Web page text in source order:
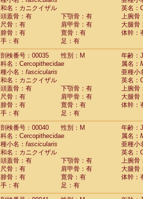
AtelidaeAteles belzebuth
Atelidae Ateles geoffroyi
Atelidae Ateles paniscus
Atelidae Atelesspp.
Atelidae Lagothrix lagothricha
AtelidaeLagothrix lagothricha cana
Pitheciidae Cacajao calvus
PitheciidaeCallicebus cupreus(0)
Pitheciidae Callicebus
Pitheciidae Callicebus moloch(0)
Pitheciidae Callicebus torquatus(0)
Pitheciidae Callicebus
Pitheciidae Chiropotes satanas
Pitheciidae Pithecia monachus
Pitheciidae Pithecia pithecia (0)
Cercopithecidae Cercocebus agilis
Cercopithecidae Cercocebus
Cercopithecidae Cercocebus
CercopithecidaeCercocebus
CercopithecidaeCercocebus
CercopithecidaeCercocebus hybrid
CercopithecidaeCercocebus
CercopithecidaeLophocebus
和名：カニクイザル
英名：
頭蓋骨：有
下顎骨：有 上腕骨
尺骨：有
肩甲骨：有 大腿骨
腓骨：有
寛骨：有
体幹：
手：有
足：有
剖検番号：00035
性別：M
年齢：
科名：Cercopithecidae
属名：
種小名： fascicularis
亜種小
和名：カニクイザル
英名：
頭蓋骨：有
下顎骨：有 上腕骨
尺骨：有
肩甲骨：有 大腿骨
腓骨：有
寛骨：有
体幹：
手：有
足：有
剖検番号：00040
性別：M
年齢：
科名：Cercopithecidae
属名：
種小名： fascicularis
亜種小
和名：カニクイザル
英名：
頭蓋骨：有
下顎骨：有 上腕骨
尺骨：有
肩甲骨：有 大腿骨
腓骨：有
寛骨：有
体幹：
手：有
足：有